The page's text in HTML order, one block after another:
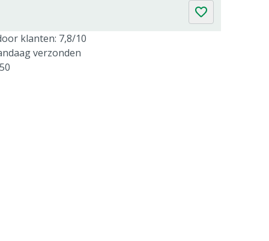
klanten: 7,8/10
verzonden